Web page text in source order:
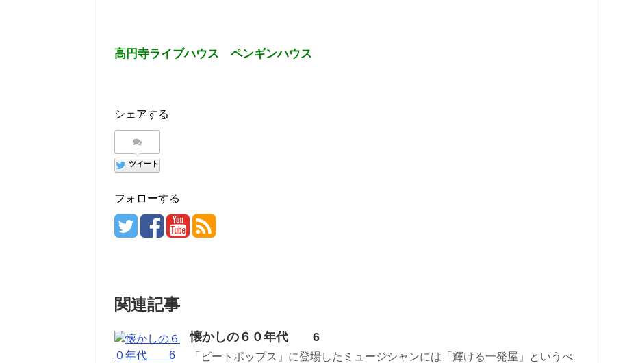
高円寺ライブハウス ペンギンハウス
シェアする
ツイート
フォローする
関連記事
懐かしの６０年代 6
「ビートポップス」に登場したミュージシャンには「輝ける一発屋」というべ